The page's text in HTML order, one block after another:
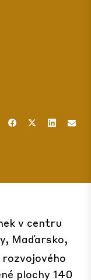
v centru
Maďarsko,
rozvojového
plochy 140